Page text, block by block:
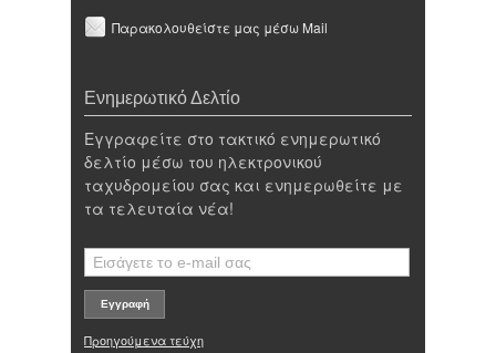
Παρακολουθείστε μας μέσω Mail
Ενημερωτικό Δελτίο
Εγγραφείτε στο τακτικό ενημερωτικό
δελτίο μέσω του ηλεκτρονικού
ταχυδρομείου σας και ενημερωθείτε με
τα τελευταία νέα!
Προηγούμενα τεύχη